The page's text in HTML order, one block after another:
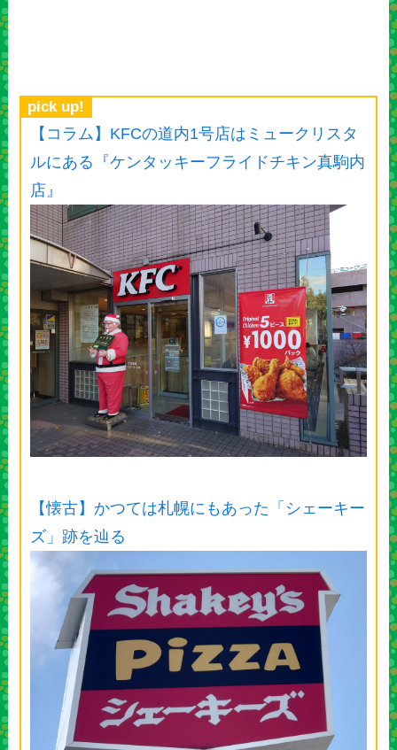
pick up!
【コラム】KFCの道内1号店はミュークリスタ
ルにある『ケンタッキーフライドチキン真駒内
店』
【懐古】かつては札幌にもあった「シェーキー
ズ」跡を辿る